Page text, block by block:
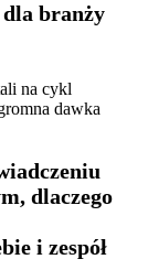
dla branży
na cykl
dawka
dlaczego
i zespół